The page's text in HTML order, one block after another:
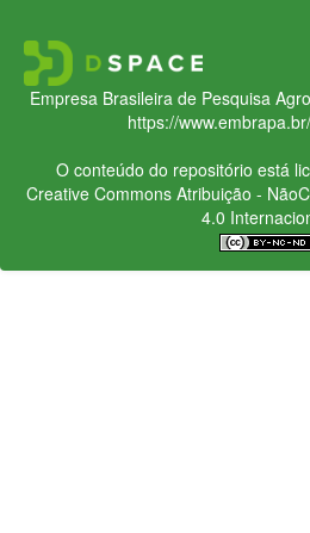
Empresa Brasileira de Pesquisa
https://
O conteúdo do repositório está
Creative CommonsAtribuição -
4.0